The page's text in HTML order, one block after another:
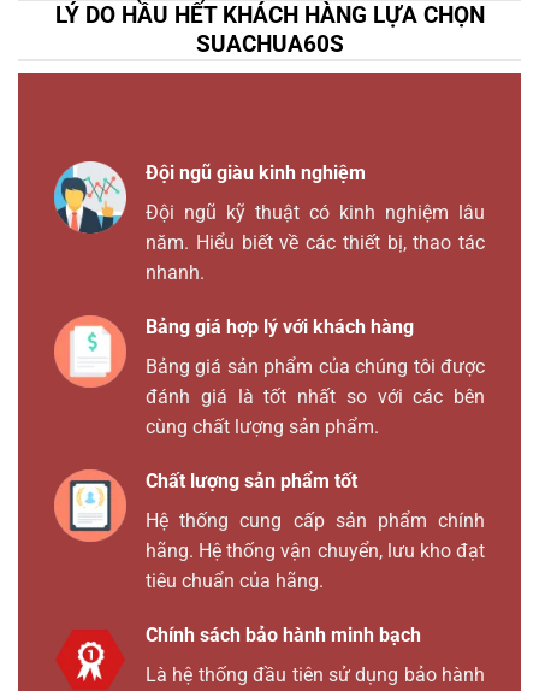
LÝ DO HẦU HẾT KHÁCH HÀNG LỰA CHỌN
SUACHUA60S
Đội ngũ giàu kinh nghiệm
Đội ngũ kỹ thuật có kinh nghiệm lâu
năm. Hiểu biết về các thiết bị, thao tác
nhanh.
Bảng giá hợp lý với khách hàng
Bảng giá sản phẩm của chúng tôi được
đánh giá là tốt nhất so với các bên
cùng chất lượng sản phẩm.
Chất lượng sản phẩm tốt
Hệ thống cung cấp sản phẩm chính
hãng. Hệ thống vận chuyển, lưu kho đạt
tiêu chuẩn của hãng.
Chính sách bảo hành minh bạch
Là hệ thống đầu tiên sử dụng bảo hành